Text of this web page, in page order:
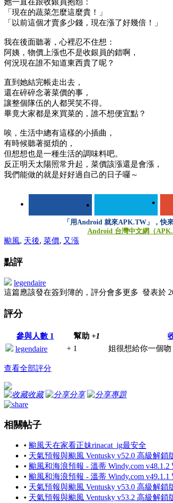
她一直在跟收銀員抱怨：
「現在的蔬菜怎麼這麼貴！」
「以前這個才賣多少錢，現在漲了好幾倍！」
我在後面聽著，心裡忍不住想：
阿姨，物價上漲也不是收銀員的錯啊，
何況現在誰不知道東西貴了呢？
直到她結完帳走出去，
還在碎碎念著菜價的事，
讓整個隊伍的人都哭笑不得。
畢竟大家都是來買菜的，誰不想便宜點？
唉，生活中總有這樣的小插曲，
有時候聽著挺煩的，
但想想也是一種生活的調味料吧。
反正明天太陽照常升起，菜價該漲還是會漲，
我們能做的就是好好過自己的日子囉～
「用Android 就來APK.TW」，快
Android 台灣中文網（
颱風, 天後, 菜價, 又漲
點評
legendaire
這篇應該發在簽到簿的，評分會多更多 發表於
評分
參與人數 1 幫助 +1
legendaire
+ 1 姐很想給你一個
查看全部評分
收藏 分享 專題
相關帖子
• 颱風天在家看正妹rinacat_ig最安全
• 天氣預報與颱風 Ventusky v52.0 高級解鎖
• 颱風和海浪預報 - 溫蒂 Windy.com
• 颱風和海浪預報 - 溫蒂 Windy.com
• 天氣預報與颱風 Ventusky v53.0 高級解鎖
• 天氣預報與颱風 Ventusky v53.2 高級解鎖